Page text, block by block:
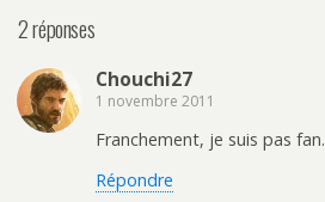
2 réponses
Chouchi27
1 novembre 2011
Franchement, je suis pas fan.
Répondre